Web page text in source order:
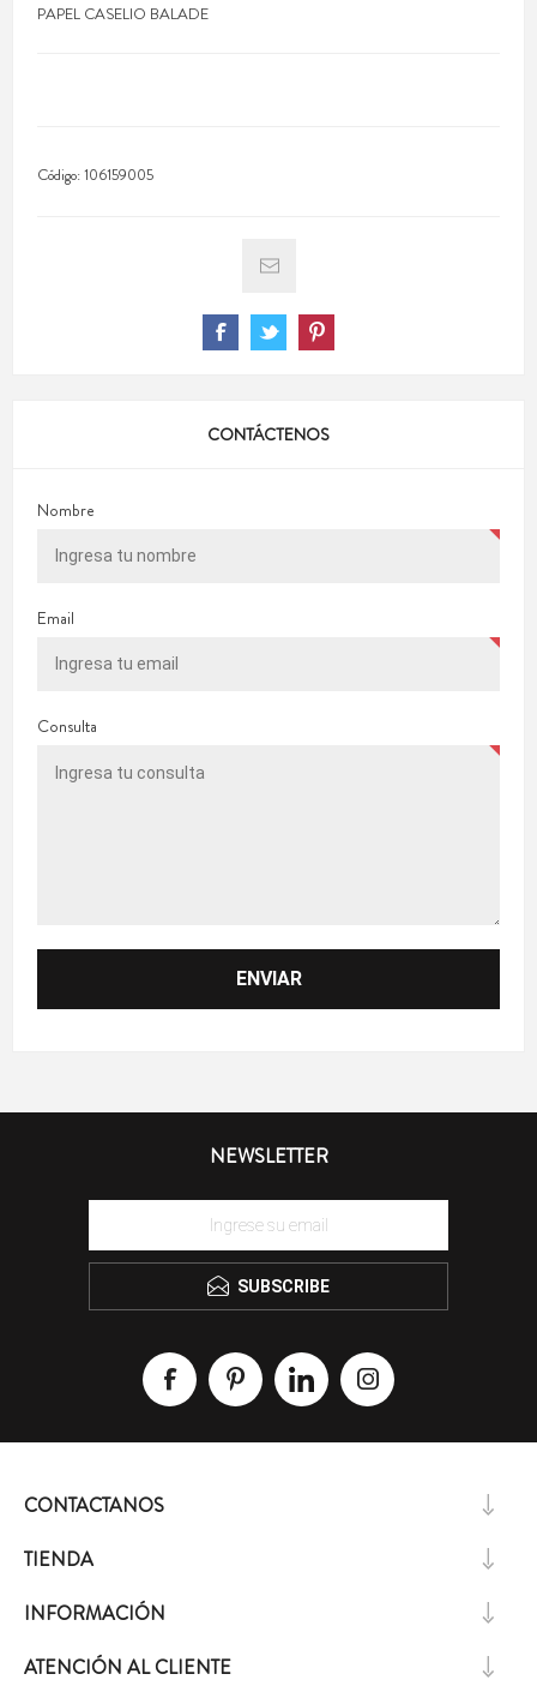
PAPEL CASELIO BALADE
Código:106159005
CONTÁCTENOS
Nombre
Email
Consulta
NEWSLETTER
SUBSCRIBE
CONTACTANOS
TIENDA
INFORMACIÓN
ATENCIÓN AL CLIENTE